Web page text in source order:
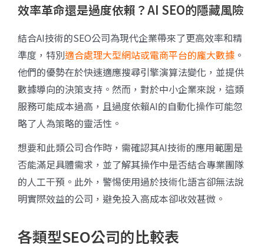
效率革命還是過度依賴？AI SEO的隱藏風險
結合AI技術的SEO公司為現代企業帶來了更高效率和精
準度，特別適合處理大型網站或電商平台的龐大數據 。
他們的優勢在於快速適應搜尋引擎演算法變化，並提供
數據導向的決策支持。然而，對於中小企業來說，這類
服務可能成本過高，且過度依賴AI的自動化操作可能忽
略了人為策略的靈活性。
想要和此類公司合作時，需確認其AI技術的應用範圍是
否能滿足具體需求，並了解其操作中是否結合專業團隊
的人工干預。此外，警惕使用過於技術化語言卻無法說
明實際效益的公司，避免投入高成本卻收效甚微。
各類型SEO公司的比較表